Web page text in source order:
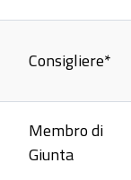
Consigliere*
Membro di
Giunta